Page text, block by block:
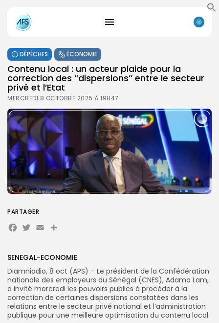
for:
DÉPÊCHES ÉCONOMIE
Contenu local : un acteur plaide pour la
correction des ‘’dispersions’’ entre le secteur
privé et l’Etat
MERCREDI 8 OCTOBRE 2025 À 19H47
SENEGAL-ECONOMIE
Diamniadio, 8 oct (APS) – Le président de la Confédération
nationale des employeurs du Sénégal (CNES), Adama Lam,
a invité mercredi les pouvoirs publics à procéder à la
correction de certaines dispersions constatées dans les
relations entre le secteur privé national et l’administration
publique pour une meilleure optimisation du contenu local.
PARTAGER
Facebook
Twitter
Email